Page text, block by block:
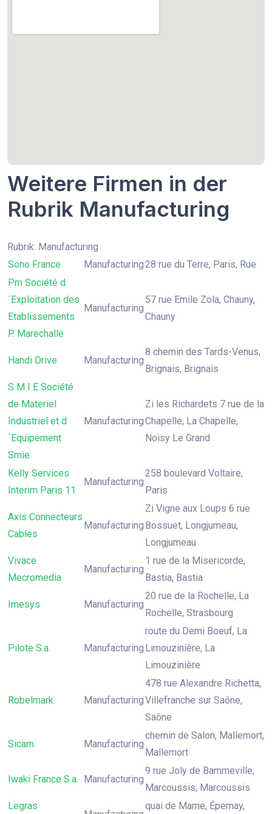
Weitere Firmen in der
Rubrik Manufacturing
Rubrik: Manufacturing
Sono France
Manufacturing28 rue du Terre, Paris, Rue
Pm Société d
´Exploitation des
Etablissements
P. Marechalle
Manufacturing
57 rue Emile Zola, Chauny,
Chauny
Handi Drive Manufacturing
8 chemin des Tards-Venus,
Brignais, Brignais
S M I E Société
de Materiel
Industriel et d
´Equipement
Smie
Manufacturing
Zi les Richardets 7 rue de la
Chapelle, La Chapelle,
Noisy Le Grand
Kelly Services
Interim Paris 11
Manufacturing
258 boulevard Voltaire,
Paris
Axis Connecteurs
Cables
Manufacturing
Zi Vigne aux Loups 6 rue
Bossuet, Longjumeau,
Longjumeau
Vivace
Mecromedia
Manufacturing
1 rue de la Misericorde,
Bastia, Bastia
Imesys Manufacturing
20 rue de la Rochelle, La
Rochelle, Strasbourg
Pilote S.a. Manufacturing
route du Demi Boeuf, La
Limouzinière, La
Limouzinière
Robelmark Manufacturing
478 rue Alexandre Richetta,
Villefranche sur Saône,
Saône
Sicam Manufacturing
chemin de Salon, Mallemort,
Mallemort
Iwaki France S.a. Manufacturing
9 rue Joly de Bammeville,
Marcoussis, Marcoussis
Legras
quai de Marne, Épernay,